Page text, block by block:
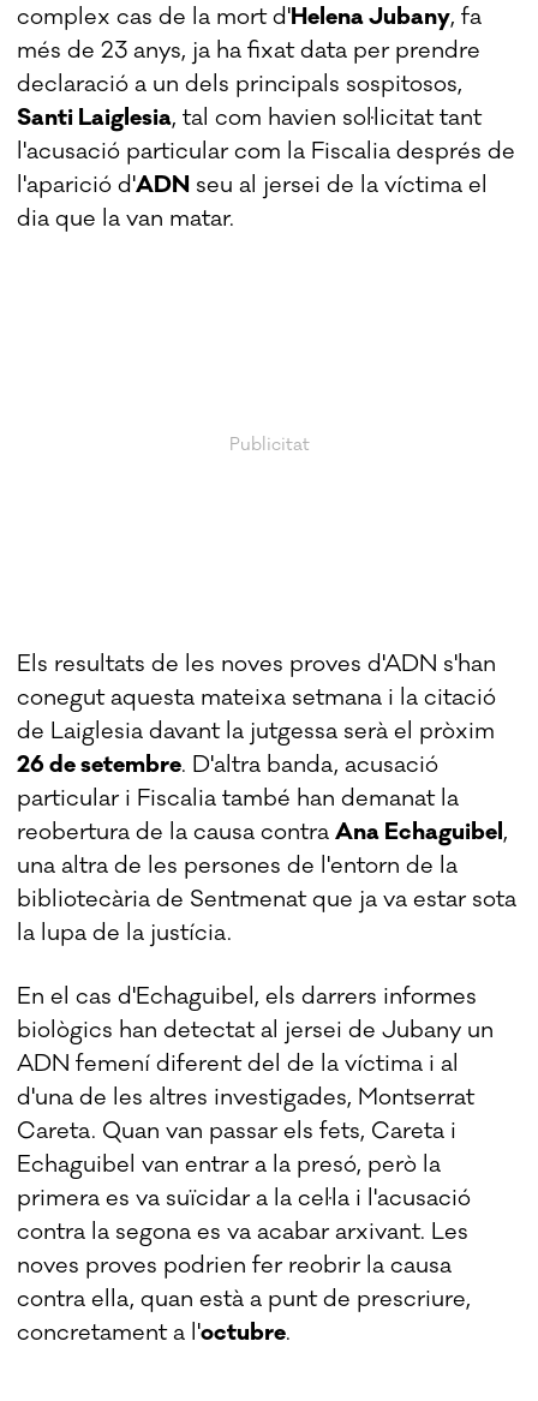
complex cas de la mort d'Helena Jubany, fa
més de 23 anys, ja ha fixat data per prendre
declaració a un dels principals sospitosos,
Santi Laiglesia, tal com havien sol·licitat tant
l'acusació particular com la Fiscalia després de
l'aparició d'ADN seu al jersei de la víctima el
dia que la van matar.
Els resultats de les noves proves d'ADN s'han
conegut aquesta mateixa setmana i la citació
de Laiglesia davant la jutgessa serà el pròxim
26 de setembre. D'altra banda, acusació
particular i Fiscalia també han demanat la
reobertura de la causa contraAna Echaguibel,
una altra de les persones de l'entorn de la
bibliotecària de Sentmenat que ja va estar sota
la lupa de la justícia.
En el cas d'Echaguibel, els darrers informes
biològics han detectat al jersei de Jubany un
ADN femení diferent del de la víctima i al
d'una de les altres investigades, Montserrat
Careta. Quan van passar els fets, Careta i
Echaguibel van entrar a la presó, però la
primera es va suïcidar a la cel·la i l'acusació
contra la segona es va acabar arxivant. Les
noves proves podrien fer reobrir la causa
contra ella, quan està a punt de prescriure,
concretament a l'octubre.